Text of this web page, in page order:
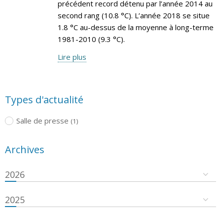
précédent record détenu par l’année 2014 au
second rang (10.8 °C). L’année 2018 se situe
1.8 °C au-dessus de la moyenne à long-terme
1981-2010 (9.3 °C).
Lire plus
Types d'actualité
Salle de presse (1)
Archives
2026
2025